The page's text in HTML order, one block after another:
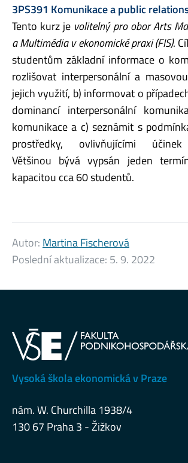
3PS391 Komunikace a public
Tento kurz je volitelný pro obor Arts
a Multimédia v ekonomické praxi (FIS).
studentům základní informace o
rozlišovat interpersonální a
jejich využití, b) informovat o
dominancí interpersonální
komunikace a c) seznámit s
prostředky, ovlivňujícími účinek
Většinou bývá vypsán jeden
kapacitou cca 60 studentů.
Autor: Martina Fischerová
Poslední aktualizace: 5. 9. 2022
Vysoká škola ekonomická v Praze
nám. W. Churchilla 1938/4
130 67 Praha 3 - Žižkov